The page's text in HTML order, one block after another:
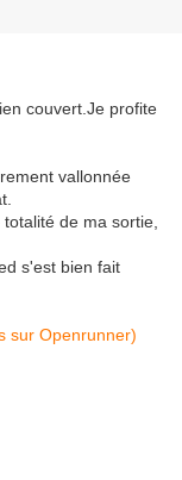
couvert.Je profite
vallonnée
de ma sortie,
s'est bien fait
sur Openrunner)